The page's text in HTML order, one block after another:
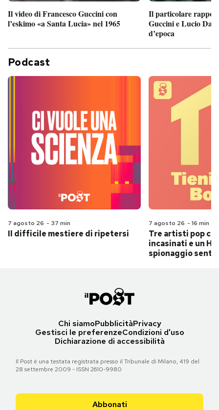
Il video di Francesco Guccini con
l’eskimo «a Santa Lucia» nel 1965
Il particolare
Guccini e Lucio
d’epoca
Podcast
7 agosto 26 - 37 min
Il difficile mestiere di ripetersi
7 agosto 26 - 16 min
Tre artisti pop
incasinati e un
spionaggio
Chi siamoPubblicitàPrivacy
Gestisci le preferenzeCondizioni d'uso
Dichiarazione di accessibilità
Il Post è una testata registrata presso il Tribunale di Milano, 419 del
28 settembre 2009 - ISSN 2610-9980
Abbonati